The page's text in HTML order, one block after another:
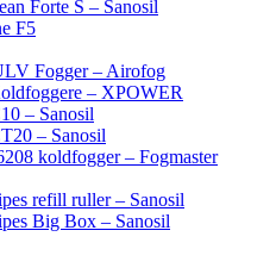
Forte S – Sanosil
F5
Fogger – Airofog
– XPOWER
– Sanosil
– Sanosil
koldfogger – Fogmaster
refill ruller – Sanosil
Big Box – Sanosil